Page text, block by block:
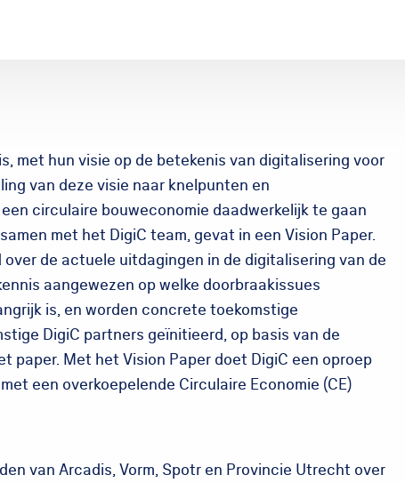
met hun visie op de betekenis van digitalisering voor
van deze visie naar knelpunten en
circulaire bouweconomie daadwerkelijk te gaan
met het DigiC team, gevat in een Vision Paper.
de actuele uitdagingen in de digitalisering van de
aangewezen op welke doorbraakissues
is, en worden concrete toekomstige
DigiC partners geïnitieerd, op basis van de
paper. Met het Vision Paper doet DigiC een oproep
een overkoepelende Circulaire Economie (CE)
van Arcadis, Vorm, Spotr en Provincie Utrecht over